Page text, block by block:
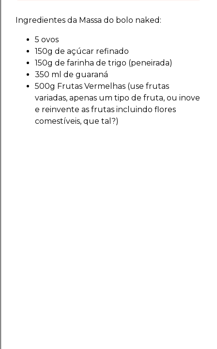
Ingredientes da Massa do bolo naked:
5 ovos
150g de açúcar refinado
150g de farinha de trigo (peneirada)
350 ml de guaraná
500g Frutas Vermelhas (use frutas
variadas, apenas um tipo de fruta, ou inove
e reinvente as frutas incluindo flores
comestíveis, que tal?)